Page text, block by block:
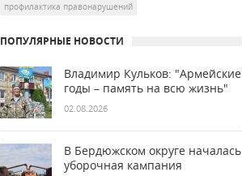
профилактика правонарушений
ПОПУЛЯРНЫЕ НОВОСТИ
Владимир Кульков: "Армейские
годы – память на всю жизнь"
02.08.2026
В Бердюжском округе началась
уборочная кампания